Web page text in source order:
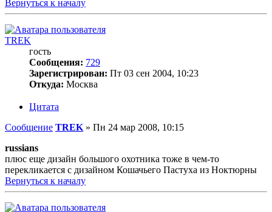
Вернуться к началу
TREK
гость
Сообщения: 729
Зарегистрирован: Пт 03 сен 2004, 10:23
Откуда: Москва
Цитата
Сообщение TREK » Пн 24 мар 2008, 10:15
russians
плюс еще дизайн большого охотника тоже в чем-то
перекликается с дизайном Кошачьего Пастуха из Ноктюрны
Вернуться к началу